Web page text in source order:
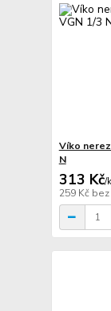
Víko
N
313 Kč/
259 Kč bez